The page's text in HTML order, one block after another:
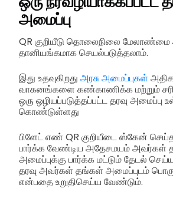
அமைப்பு
QR குறியீடு தொலைநிலை
தானியங்கமாக செயல்படுத்தலாம்.
இது உதவுகிறது அரசு அமைப்புகள்
வாகனங்களை கண்காணிக்க மற்றும்
ஒரு ஒழியப்படுத்தப்பட்ட தரவு
கொண்டுள்ளது
பிளேட் எண் QR குறியீடை ஸ்கேன்
பார்க்க வேண்டிய அதேசமயம் அவர்கள்
அமைப்புக்கு பார்க்க மட்டும் தேடல்
தரவு அவர்கள் தங்கள் அமைப்புடம்
என்பதை உறுதிசெய்ய வேண்டும்.